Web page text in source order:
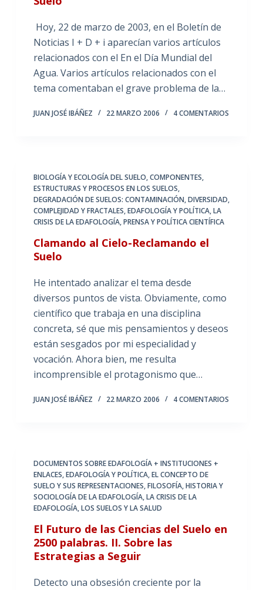
Hoy, 22 de marzo de 2003, en el Boletín de
Noticias I + D + i aparecían varios artículos
relacionados con el En el Día Mundial del
Agua. Varios artículos relacionados con el
tema comentaban el grave problema de la…
JUAN JOSÉ IBÁÑEZ 22 MARZO 2006 4 COMENTARIOS
BIOLOGÍA Y ECOLOGÍA DEL SUELO,COMPONENTES,
ESTRUCTURAS Y PROCESOS EN LOS SUELOS,
DEGRADACIÓN DE SUELOS: CONTAMINACIÓN,DIVERSIDAD,
COMPLEJIDAD Y FRACTALES,EDAFOLOGÍA Y POLÍTICA,LA
CRISIS DE LA EDAFOLOGÍA,PRENSA Y POLÍTICA CIENTÍFICA
Clamando al Cielo-Reclamando el
Suelo
He intentado analizar el tema desde
diversos puntos de vista. Obviamente, como
científico que trabaja en una disciplina
concreta, sé que mis pensamientos y deseos
están sesgados por mi especialidad y
vocación. Ahora bien, me resulta
incomprensible el protagonismo que…
JUAN JOSÉ IBÁÑEZ 22 MARZO 2006 4 COMENTARIOS
DOCUMENTOS SOBRE EDAFOLOGÍA + INSTITUCIONES +
ENLACES,EDAFOLOGÍA Y POLÍTICA,EL CONCEPTO DE
SUELO Y SUS REPRESENTACIONES,FILOSOFÍA, HISTORIA Y
SOCIOLOGÍA DE LA EDAFOLOGÍA,LA CRISIS DE LA
EDAFOLOGÍA,LOS SUELOS Y LA SALUD
El Futuro de las Ciencias del Suelo en
2500 palabras. II. Sobre las
Estrategias a Seguir
Detecto una obsesión creciente por la